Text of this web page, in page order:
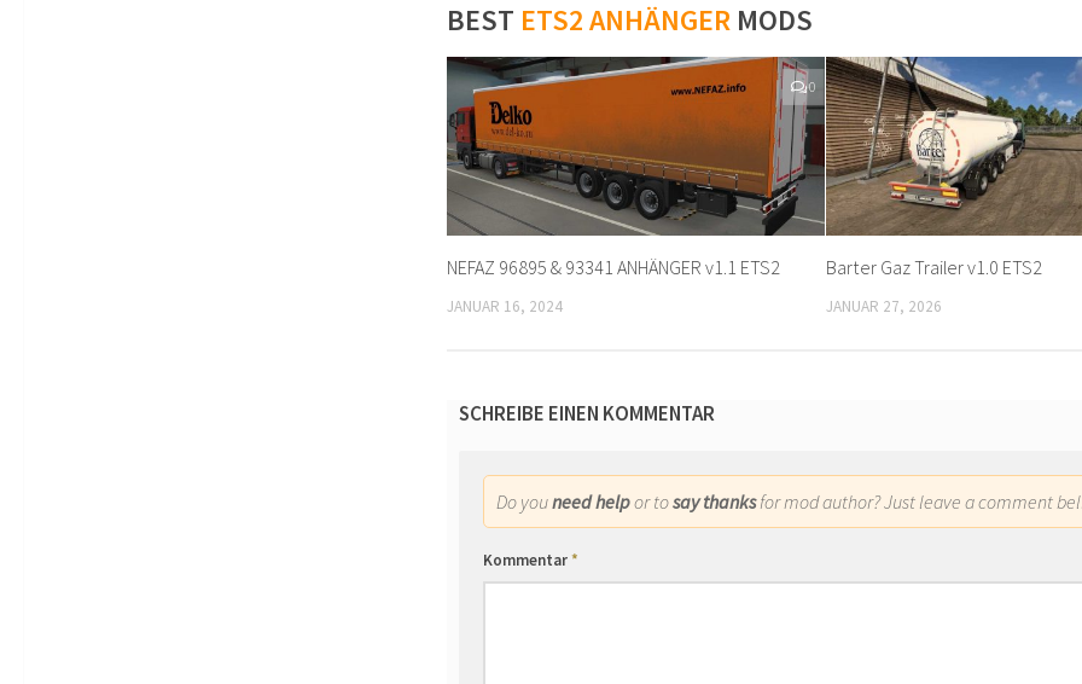
BEST ETS2 ANHÄNGER MODS
0
NEFAZ 96895 & 93341 ANHÄNGER v1.1 ETS2
JANUAR 16, 2024
Barter Gaz Trailer v1.0 ETS2
JANUAR 27, 2026
SCHREIBE EINEN KOMMENTAR
Do youneed helpor tosay thanksfor mod author? Just leave a comment
Kommentar*